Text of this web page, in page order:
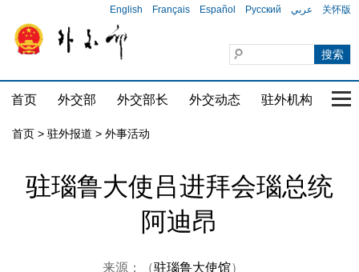
English Français Español Русский عربي 关怀版
首页 外交部 外交部长 外交动态 驻外机构 国
首页 > 驻外报道 > 外事活动
驻瑙鲁大使吕进拜会瑙总统
阿迪昂
来源：（驻瑙鲁大使馆）